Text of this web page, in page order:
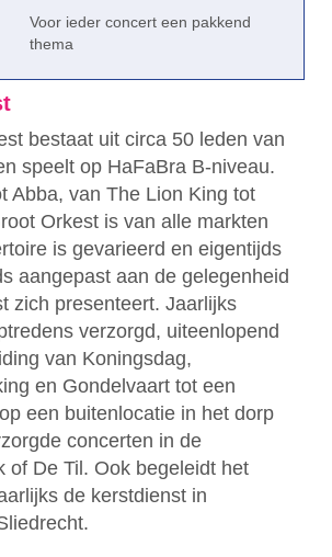
Voor ieder concert een pakkend
thema
bestaat uit circa 50 leden van
speelt op HaFaBra B-niveau.
Abba, van The Lion King tot
Orkest is van alle markten
is gevarieerd en eigentijds
aangepast aan de gelegenheid
zich presenteert. Jaarlijks
verzorgd, uiteenlopend
van Koningsdag,
en Gondelvaart tot een
een buitenlocatie in het dorp
concerten in de
of De Til. Ook begeleidt het
de kerstdienst in